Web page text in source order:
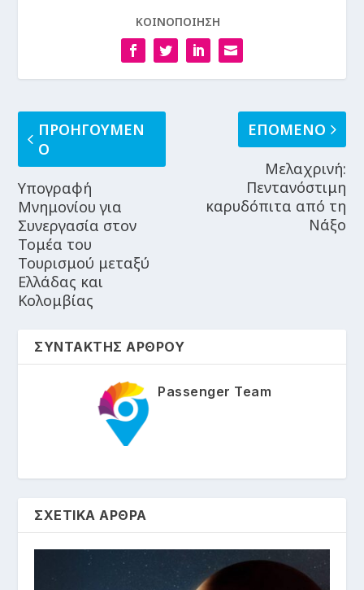
ΚΟΙΝΟΠΟΙΗΣΗ
ΠΡΟΗΓΟΥΜΕΝ
Ο
Υπογραφή
Μνημονίου για
Συνεργασία στον
Τομέα του
Τουρισμού μεταξύ
Ελλάδας και
Κολομβίας
ΕΠΟΜΕΝΟ
Μελαχρινή:
Πεντανόστιμη
καρυδόπιτα από τη
Νάξο
ΣΥΝΤΑΚΤΗΣ ΑΡΘΡΟΥ
Passenger Team
ΣΧΕΤΙΚΑ ΑΡΘΡΑ